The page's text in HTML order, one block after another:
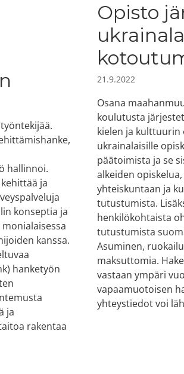
hallinnoi.
ja
konseptia ja
kanssa.
hanketyön
ja
rakentaa
Opisto
21.9.2022
Osana
koulutusta
kielen ja kulttuurin
ukrainalaisille
päätoimista ja se
alkeiden
yhteiskuntaan ja
tutustumista.
henkilökohtaista
tutustumista
Asuminen,
maksuttomia.
vastaan ympäri
vapaamuotoisen
yhteystiedot voi